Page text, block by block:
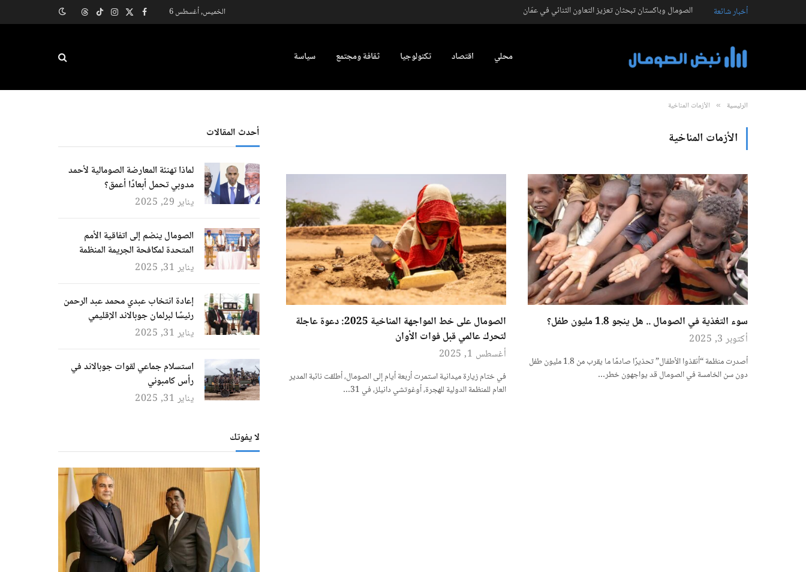
أخبار شائعة الصومال وباكستان تبحثان تعزيز التعاون الثنائي في عمّان الخميس, أغسطس 6 فيسبوك
X
الانستغرام
تيكتوكThreads
محلي اقتصاد تكنولوجيا ثقافة ومجتمع سياسة
الرئيسية » الأزمات المناخية
الأزمات المناخية
سوء التغذية في الصومال .. هل ينجو 1.8 مليون طفل؟
أكتوبر 3, 2025
أصدرت منظمة “أنقذوا الأطفال” تحذيرًا صادمًا ما يقرب من 1.8 مليون طفل
دون سن الخامسة في الصومال قد يواجهون خطر…
الصومال على خط المواجهة المناخية 2025: دعوة عاجلة
لتحرك عالمي قبل فوات الأوان
أغسطس 1, 2025
في ختام زيارة ميدانية استمرت أربعة أيام إلى الصومال، أطلقت نائبة المدير
العام للمنظمة الدولية للهجرة، أوغوتشي دانيلز، في 31…
أحدث المقالات
لماذا تهنئة المعارضة الصومالية لأحمد
مدوبي تحمل أبعادًا أعمق؟
يناير 29, 2025
الصومال ينضم إلى اتفاقية الأمم
المتحدة لمكافحة الجريمة المنظمة
يناير 31, 2025
إعادة انتخاب عبدي محمد عبد الرحمن
رئيسًا لبرلمان جوبالاند الإقليمي
يناير 31, 2025
استسلام جماعي لقوات جوبالاند في
رأس كامبوني
يناير 31, 2025
لا يفوتك